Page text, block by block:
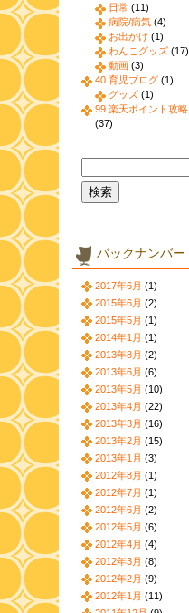
日常 (11)
病院/病気 (4)
お出かけ (1)
わんこグッズ (17)
動画 (3)
40.育児ブログ (1)
グッズ (1)
99.楽天ポイント攻略
(37)
バックナンバー
2017年6月 (1)
2015年6月 (2)
2015年5月 (1)
2014年1月 (1)
2013年8月 (2)
2013年6月 (6)
2013年5月 (10)
2013年4月 (22)
2013年3月 (16)
2013年2月 (15)
2013年1月 (3)
2012年8月 (1)
2012年7月 (1)
2012年6月 (2)
2012年5月 (6)
2012年4月 (4)
2012年3月 (8)
2012年2月 (9)
2012年1月 (11)